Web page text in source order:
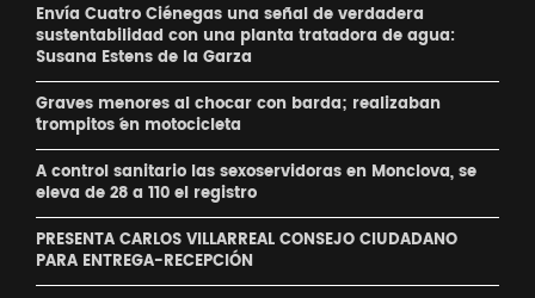
Envía Cuatro Ciénegas una señal de verdadera
sustentabilidad con una planta tratadora de agua:
Susana Estens de la Garza
Graves menores al chocar con barda; realizaban
´trompitos ´en motocicleta
A control sanitario las sexoservidoras en Monclova, se
eleva de 28 a 110 el registro
PRESENTA CARLOS VILLARREAL CONSEJO CIUDADANO
PARA ENTREGA-RECEPCIÓN